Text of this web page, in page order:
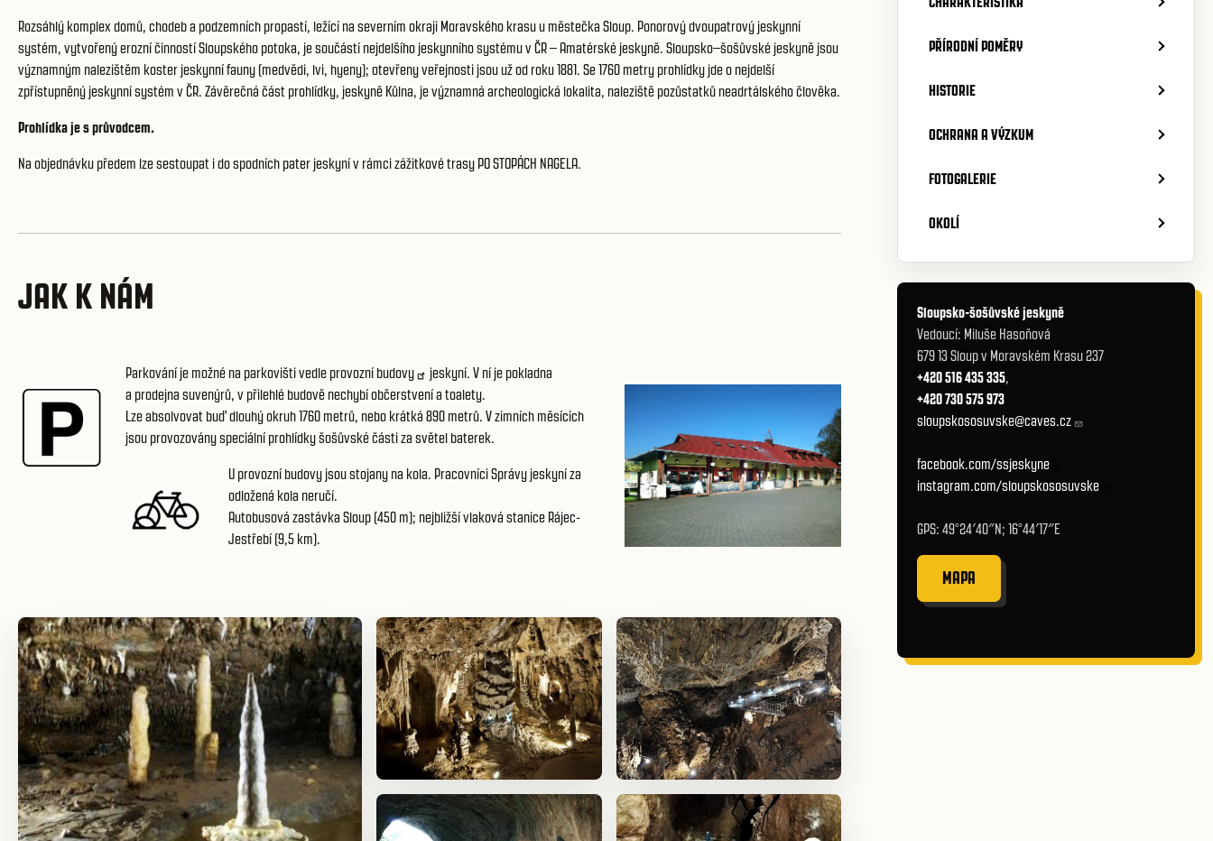
Rozsáhlý komplex domů, chodeb a podzemních propastí, ležící na severním okraji Moravského krasu u městečka Sloup. Ponorový dvoupatrový jeskynní
systém, vytvořený erozní činností Sloupského potoka, je součástí nejdelšího jeskynního systému v ČR – Amatérské jeskyně. Sloupsko–šošůvské jeskyně jsou
významným nalezištěm koster jeskynní fauny (medvědi, lvi, hyeny); otevřeny veřejnosti jsou už od roku 1881. Se 1760 metry prohlídky jde o nejdelší
zpřístupněný jeskynní systém v ČR. Závěrečná část prohlídky, jeskyně Kůlna, je významná archeologická lokalita, naleziště pozůstatků neadrtálského člověka.
Prohlídka je s průvodcem.
Na objednávku předem lze sestoupat i do spodních pater jeskyní v rámcizážitkové trasy PO STOPÁCH NAGELA.
JAK K NÁM
Parkování je možné na parkovišti vedle provozní budovy
jeskyní. V ní je pokladna
a prodejna suvenýrů, v přilehlé budově nechybí občerstvení a toalety.
Lze absolvovat buď dlouhý okruh 1760 metrů, nebo krátká 890 metrů. V zimních měsících
jsou provozovány speciální prohlídky šošůvské části za světel baterek.
U provozní budovy jsou stojany na kola. Pracovníci Správy jeskyní za
odložená kola neručí.
Autobusová zastávka Sloup (450 m); nejbližší vlaková stanice Rájec-
Jestřebí (9,5 km).
PŘÍRODNÍ POMĚRY
HISTORIE
OCHRANA A VÝZKUM
FOTOGALERIE
OKOLÍ
Sloupsko-šošůvské jeskyně
Vedoucí: Miluše Hasoňová
679 13 Sloup v Moravském Krasu 237
+420 516 435 335,
+420 730 575 973
sloupskososuvske@caves.cz
facebook.com/ssjeskyne
instagram.com/sloupskososuvske
GPS: 49°24′40″N; 16°44′17″E
MAPA